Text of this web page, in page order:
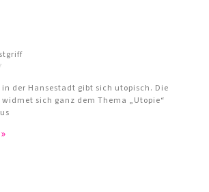
in der Hansestadt gibt sich utopisch. Die
sich ganz dem Thema „Utopie“